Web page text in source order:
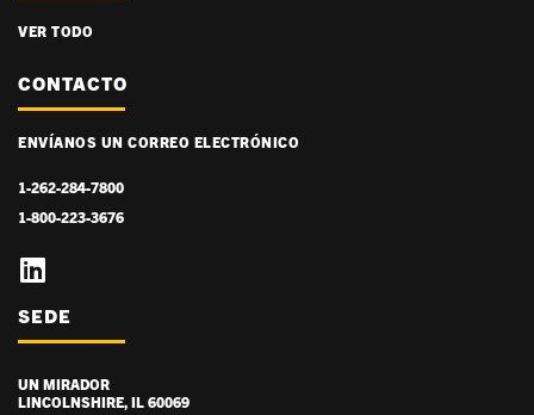
VER TODO
CONTACTO
ENVÍANOS UN CORREO ELECTRÓNICO
1-262-284-7800
1-800-223-3676
SEDE
UN MIRADOR
LINCOLNSHIRE, IL 60069